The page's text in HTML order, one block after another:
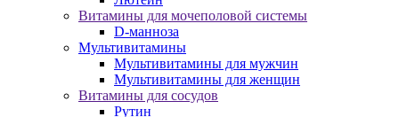
Витамины для мочеполовой системы
D-манноза
Мультивитамины
Мультивитамины для мужчин
Мультивитамины для женщин
Витамины для сосудов
Рутин